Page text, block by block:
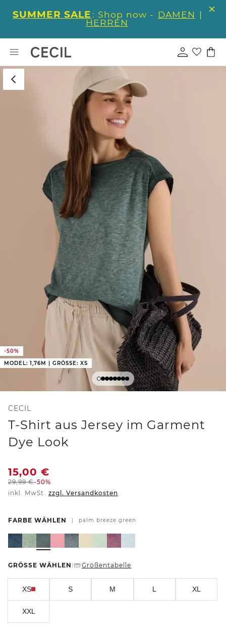
SUMMER SALE : Shop now - DAMEN |
HERREN
-50%
MODEL: 1,76M | GRÖSSE: XS
CECIL
T-Shirt aus Jersey im Garment
Dye Look
15,00 €
29,99€-50%
inkl. MwSt. zzgl. Versandkosten
FARBE WÄHLEN palm breeze green
GRÖSSE WÄHLEN Größentabelle
XS S M L XL
XXL